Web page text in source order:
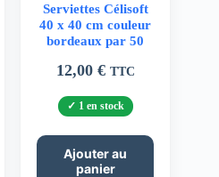
Serviettes Célisoft
40 x 40 cm couleur
bordeaux par 50
12,00 € TTC
1 en stock
Ajouter au
panier